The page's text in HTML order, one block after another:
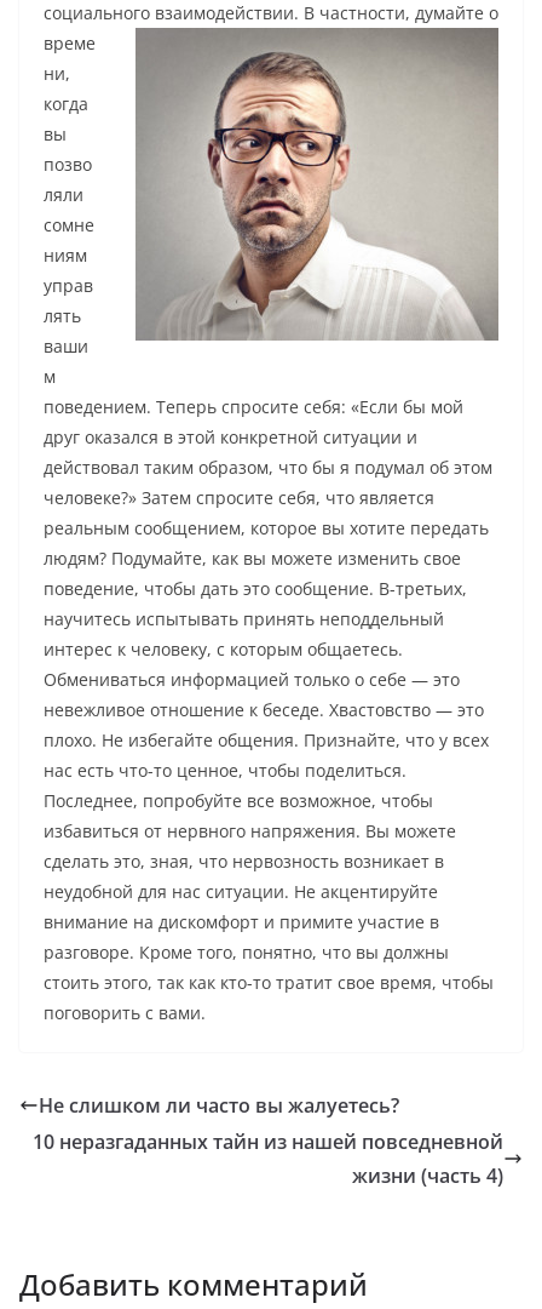
социального взаимодействии. В частности, думайте о
време
ни,
когда
вы
позво
ляли
сомне
ниям
управ
лять
ваши
м
поведением. Теперь спросите себя: «Если бы мой
друг оказался в этой конкретной ситуации и
действовал таким образом, что бы я подумал об этом
человеке?» Затем спросите себя, что является
реальным сообщением, которое вы хотите передать
людям? Подумайте, как вы можете изменить свое
поведение, чтобы дать это сообщение. В-третьих,
научитесь испытывать принять неподдельный
интерес к человеку, с которым общаетесь.
Обмениваться информацией только о себе — это
невежливое отношение к беседе. Хвастовство — это
плохо. Не избегайте общения. Признайте, что у всех
нас есть что-то ценное, чтобы поделиться.
Последнее, попробуйте все возможное, чтобы
избавиться от нервного напряжения. Вы можете
сделать это, зная, что нервозность возникает в
неудобной для нас ситуации. Не акцентируйте
внимание на дискомфорт и примите участие в
разговоре. Кроме того, понятно, что вы должны
стоить этого, так как кто-то тратит свое время, чтобы
поговорить с вами.
Не слишком ли часто вы жалуетесь?
10 неразгаданных тайн из нашей повседневной
жизни (часть 4)
Добавить комментарий